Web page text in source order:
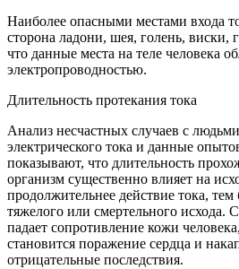
Наиболее опасными местами входа
сторона ладони, шея, голень, виски,
что данные места на теле человека
электропроводностью.
Длительность протекания тока
Анализ несчастных случаев с
электрического тока и данные
показывают, что длительность
организм существенно влияет на
продолжительнее действие тока, тем
тяжелого или смертельного исхода.
падает сопротивление кожи
становится поражение сердца и
отрицательные последствия.